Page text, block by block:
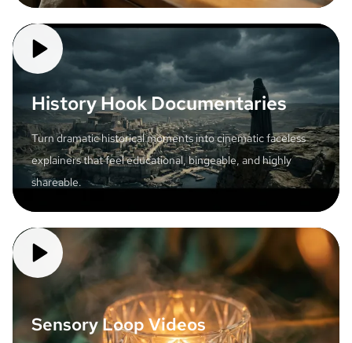
History Hook Documentaries
Turn dramatic historical moments into cinematic faceless
explainers that feel educational, bingeable, and highly
shareable.
Sensory Loop Videos